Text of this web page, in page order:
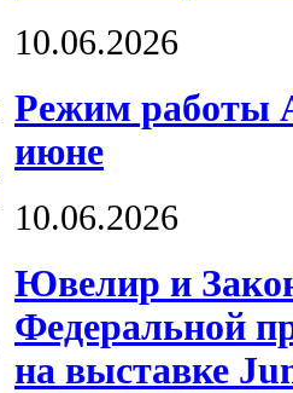
10.06.2026
Режим работы
июне
10.06.2026
Ювелир и
Федеральной
на выставке